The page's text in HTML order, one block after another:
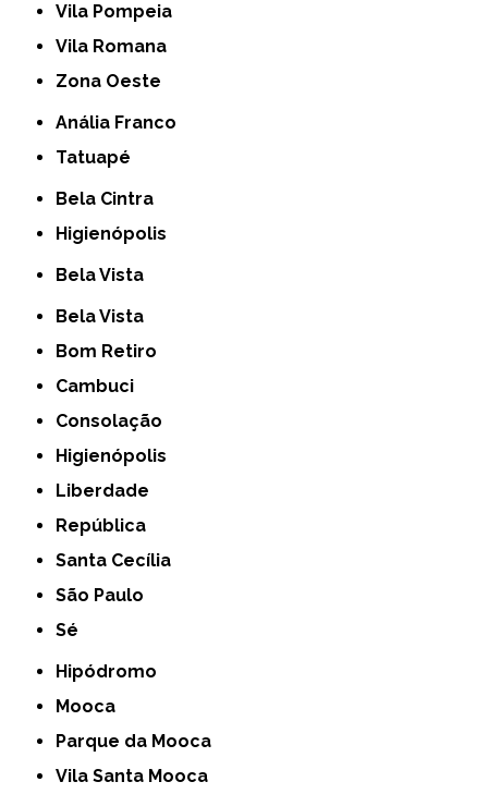
Vila Pompeia
Vila Romana
Zona Oeste
Anália Franco
Tatuapé
Bela Cintra
Higienópolis
Bela Vista
Bela Vista
Bom Retiro
Cambuci
Consolação
Higienópolis
Liberdade
República
Santa Cecília
São Paulo
Sé
Hipódromo
Mooca
Parque da Mooca
Vila Santa Mooca